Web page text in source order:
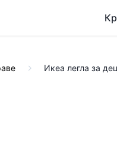
Икеа легла за